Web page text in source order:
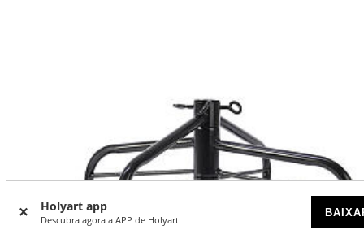
Holyart app
Descubra agora a APP de Holyart